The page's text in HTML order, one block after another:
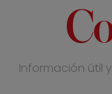
Información útil